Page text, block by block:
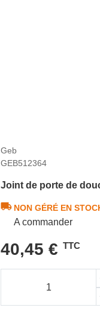
Geb
GEB512364
Joint de porte de
NON GÉRÉ EN
A commander
40,45 € TTC